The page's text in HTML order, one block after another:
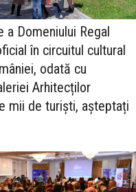
a Domeniului Regal
în circuitul cultural
odată cu
Arhitecților
mii de turiști, așteptați